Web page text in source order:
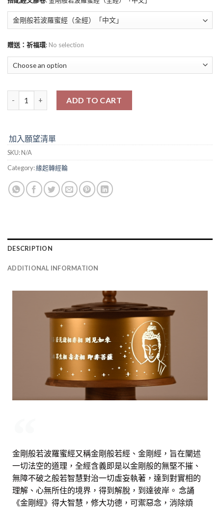
贈送：祈福環: No selection
ADD TO CART
加入願望清單
SKU:N/A
Category:緣起轉經輪
DESCRIPTION
ADDITIONAL INFORMATION
金剛般若波羅蜜經又稱金剛般若經、金剛經，旨在闡述
一切法空的道理，全經含義即是以金剛般的無堅不摧、
無障不破之般若智慧對治一切虛妄執著，達到對實相的
理解、心無所住的境界，得到解脫，到達彼岸。 念誦
《金剛經》得大智慧，修大功德，可禦惡念，消除煩